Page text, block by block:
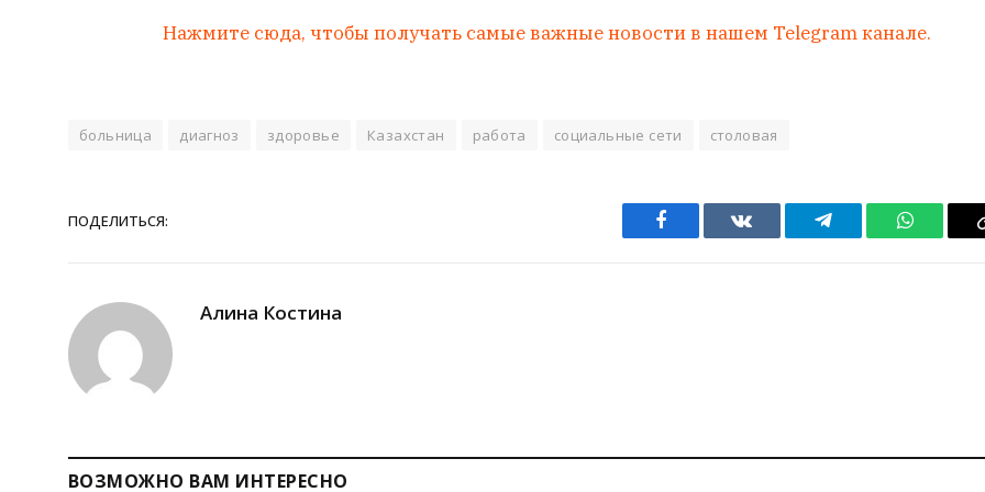
Нажмите сюда, чтобы получать самые важные новости в нашем Telegram канале.
больница диагноз здоровье Казахстан работа социальные сети столовая
ПОДЕЛИТЬСЯ:
Facebook VKontakteTelegram
Алина Костина
ВОЗМОЖНО ВАМ ИНТЕРЕСНО